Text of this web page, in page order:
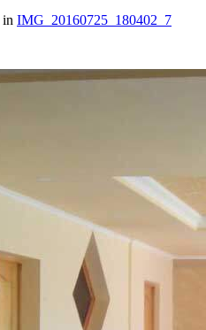
in IMG_20160725_180402_7